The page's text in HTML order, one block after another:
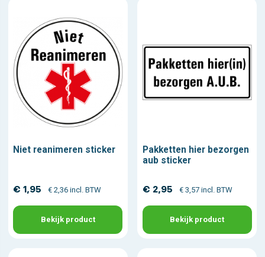
Niet reanimeren sticker
€ 1,95 € 2,36 incl. BTW
Bekijk product
Pakketten hier bezorgen
aub sticker
€ 2,95 € 3,57 incl. BTW
Bekijk product